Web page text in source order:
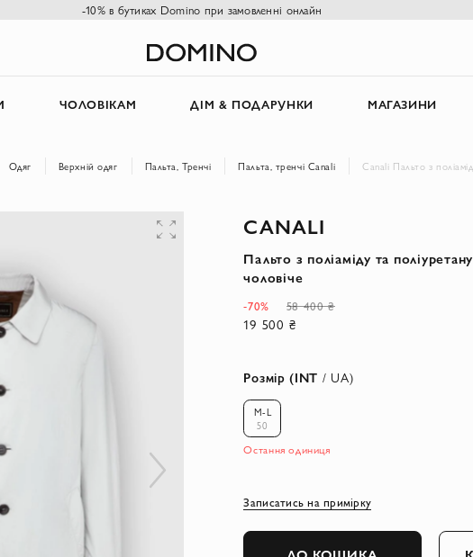
-10% в бутиках Domino при замовленні онлайн
ЧОЛОВІКАМ ДІМ & ПОДАРУНКИ МАГАЗИНИ
Одяг Верхній одяг Пальта, Тренчі Пальта, тренчі Canali Canali Пальто з
CANALI
Пальто з поліаміду та
чоловіче
-70% 58 400 ₴
19 500 ₴
Розмір (INT / UA)
M-L
50
Остання одиниця
Записатись на примірку